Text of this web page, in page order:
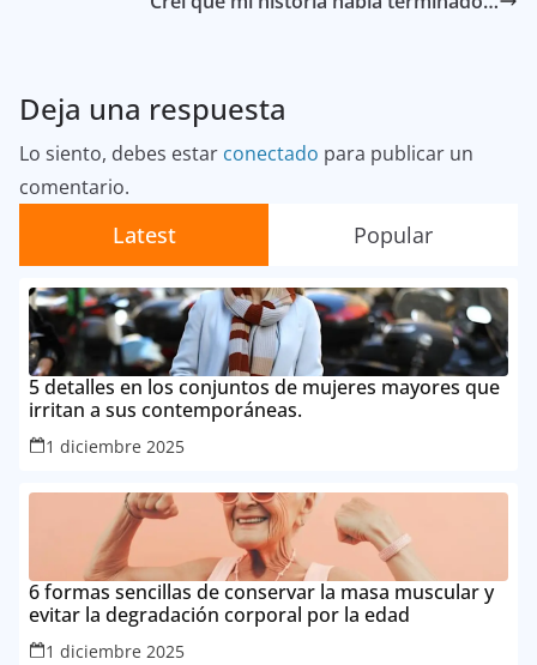
Deja una respuesta
Lo siento, debes estar conectado para publicar un
comentario.
Latest Popular
5 detalles en los conjuntos de mujeres mayores que
irritan a sus contemporáneas.
1 diciembre 2025
6 formas sencillas de conservar la masa muscular y
evitar la degradación corporal por la edad
1 diciembre 2025